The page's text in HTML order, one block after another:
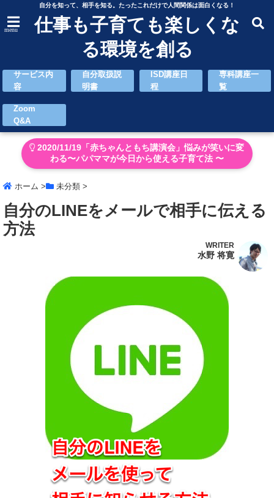
自分を知って、相手を知る。たったこれだけで人間関係は面白くなる！
menu
仕事も子育ても楽しくな
る環境を創る
サービス内
容
自分取扱説
明書
ISD講座日
程
専科講座一
覧
Zoom
Q&A
2020/11/19「赤ちゃんともち講演会」悩みが笑いに変
わる〜パパママが今日から使える子育て法 〜
ホーム > 未分類 >
自分のLINEをメールで相手に伝える
方法
WRITER
水野 将寛